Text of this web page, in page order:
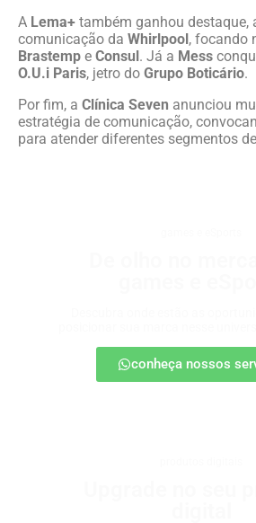
A Lema+ também ganhou destaque,
comunicação da Whirlpool, focando
Brastemp e Consul. Já a Mess
O.U.i Paris, jetro do Grupo Boticário.
Por fim, a Clínica Seven anunciou
estratégia de comunicação,
para atender diferentes segmentos
conheça nossos